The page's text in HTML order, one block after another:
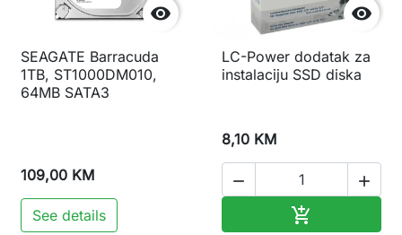

SEAGATE Barracuda
1TB, ST1000DM010,
64MB SATA3
109,00 KM
See details

LC-Power dodatak za
instalaciju SSD diska
8,10 KM
 
